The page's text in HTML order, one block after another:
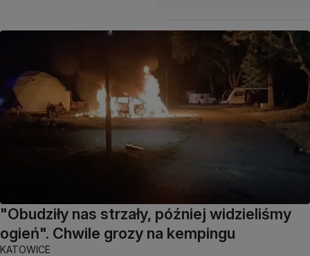
"Obudziły nas strzały, później widzieliśmy
ogień". Chwile grozy na kempingu
KATOWICE